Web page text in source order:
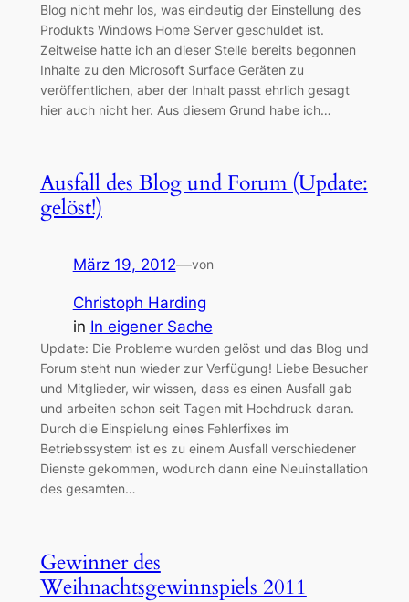
Blog nicht mehr los, was eindeutig der Einstellung des
Produkts Windows Home Server geschuldet ist.
Zeitweise hatte ich an dieser Stelle bereits begonnen
Inhalte zu den Microsoft Surface Geräten zu
veröffentlichen, aber der Inhalt passt ehrlich gesagt
hier auch nicht her. Aus diesem Grund habe ich…
Ausfall des Blog und Forum (Update:
gelöst!)
März 19, 2012—von
Christoph Harding
in In eigener Sache
Update: Die Probleme wurden gelöst und das Blog und
Forum steht nun wieder zur Verfügung! Liebe Besucher
und Mitglieder, wir wissen, dass es einen Ausfall gab
und arbeiten schon seit Tagen mit Hochdruck daran.
Durch die Einspielung eines Fehlerfixes im
Betriebssystem ist es zu einem Ausfall verschiedener
Dienste gekommen, wodurch dann eine Neuinstallation
des gesamten…
Gewinner des
Weihnachtsgewinnspiels 2011